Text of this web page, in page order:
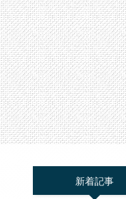
新着記事